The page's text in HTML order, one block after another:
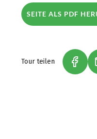
SEITE ALS PDF
Tour teilen (LINK